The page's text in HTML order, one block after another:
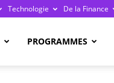
Technologie De la Finance
PROGRAMMES